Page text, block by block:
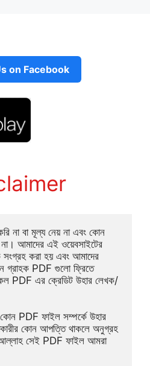
on Facebook
না বা মূল্য নেয় না এবং কোন
আমাদের এই ওয়েবসাইটের
করা হয় এবং আমাদের
গ্রাহক PDF গুলো ফ্রিতে
PDF এর ক্রেডিট উহার লেখক/
কোন আপত্তি থাকলে অনুগ্রহ
সেই PDF ফাইল আমরা